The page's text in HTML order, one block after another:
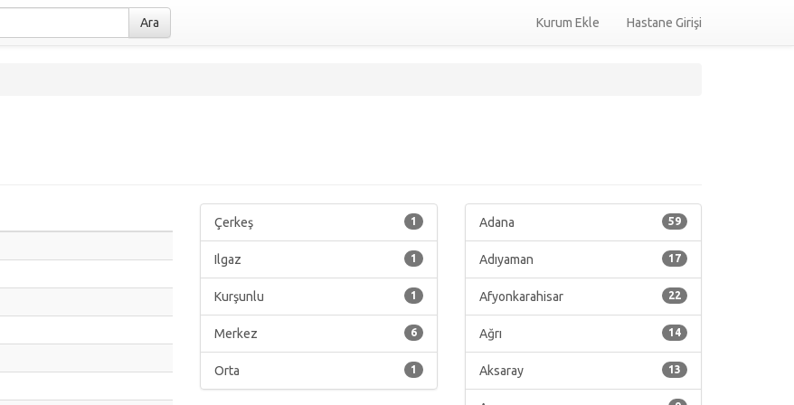
Ara Kurum Ekle Hastane Girişi
1
Çerkeş
1
Ilgaz
1
Kurşunlu
6
Merkez
1
Orta
59
Adana
17
Adıyaman
22
Afyonkarahisar
14
Ağrı
13
Aksaray